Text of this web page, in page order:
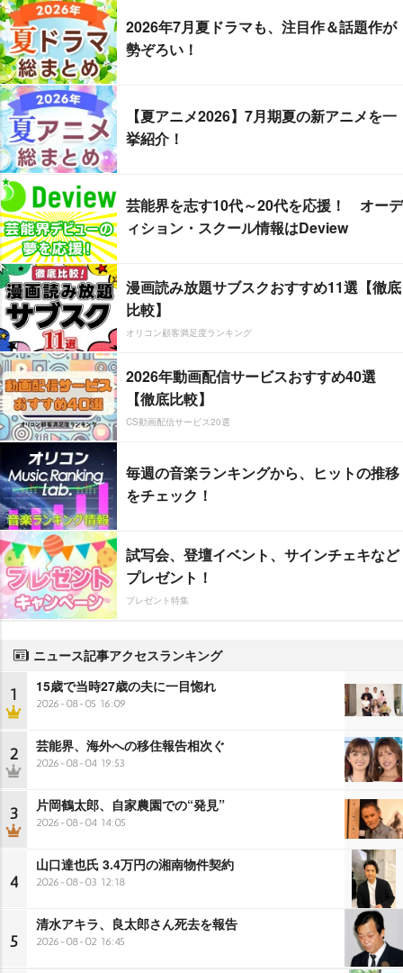
2026年7月夏ドラマも、注目作＆話題作が
勢ぞろい！
【夏アニメ2026】7月期夏の新アニメを一
挙紹介！
芸能界を志す10代～20代を応援！ オーデ
ィション・スクール情報はDeview
漫画読み放題サブスクおすすめ11選【徹底
比較】
オリコン顧客満足度ランキング
2026年動画配信サービスおすすめ40選
【徹底比較】
CS動画配信サービス20選
毎週の音楽ランキングから、ヒットの推移
をチェック！
試写会、登壇イベント、サインチェキなど
プレゼント！
プレゼント特集
ニュース記事アクセスランキング
1 15歳で当時27歳の夫に一目惚れ
2026-08-05 16:09
2 芸能界、海外への移住報告相次ぐ
2026-08-04 19:53
3 片岡鶴太郎、自家農園での“発見”
2026-08-04 14:05
4
山口達也氏 3.4万円の湘南物件契約
2026-08-03 12:18
5
清水アキラ、良太郎さん死去を報告
2026-08-02 16:45